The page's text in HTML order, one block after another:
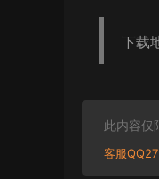
下载
此内容仅
客服